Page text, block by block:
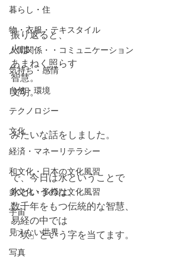
暮らし・住
物・衣服・テキスタイル
人間関係・・コミュニケーション
気持ち・感情
自然・環境
テクノロジー
文化
経済・マネーリテラシー
和文化・日本の文化風習
多文化・多様な文化風習
宇宙
見えない世界
写真
振り返ると、
火は
あまねく照らす
智慧。
文明。
みたいな話をしました。
で、今日は水ということで
水というのは、
数千年をもつ伝統的な智慧、
易経の中では
「坎」という字を当てます。